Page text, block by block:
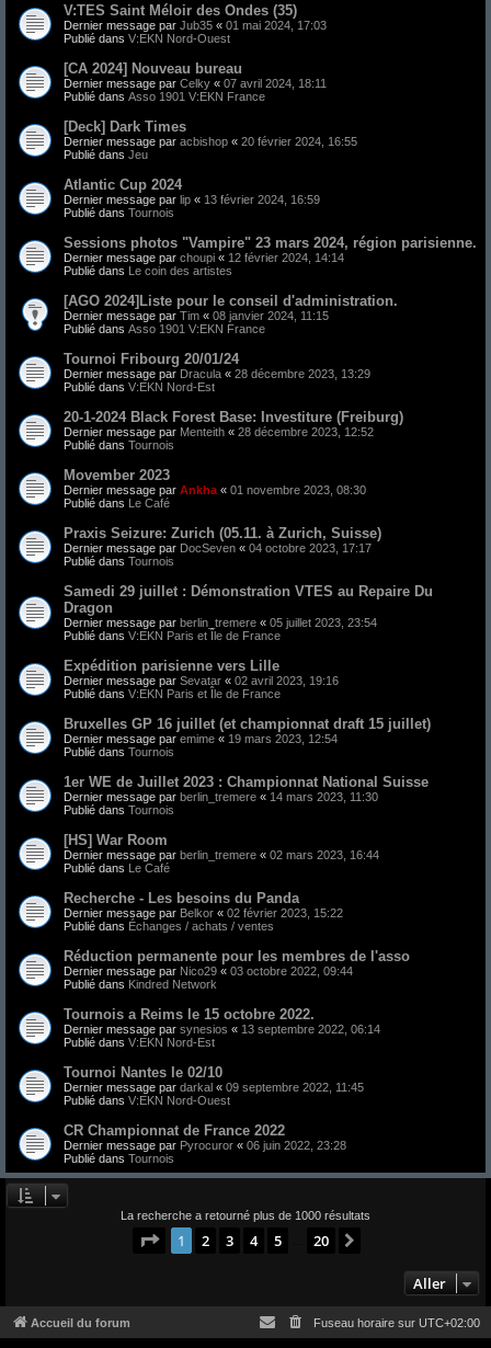
V:TES Saint Méloir des Ondes (35)
Dernier message par Jub35 « 01 mai 2024, 17:03
Publié dans V:EKN Nord-Ouest
[CA 2024] Nouveau bureau
Dernier message par Celky « 07 avril 2024, 18:11
Publié dans Asso 1901 V:EKN France
[Deck] Dark Times
Dernier message par acbishop « 20 février 2024, 16:55
Publié dans Jeu
Atlantic Cup 2024
Dernier message par lip « 13 février 2024, 16:59
Publié dans Tournois
Sessions photos "Vampire" 23 mars 2024, région parisienne.
Dernier message par choupi « 12 février 2024, 14:14
Publié dans Le coin des artistes
[AGO 2024]Liste pour le conseil d'administration.
Dernier message par Tim « 08 janvier 2024, 11:15
Publié dans Asso 1901 V:EKN France
Tournoi Fribourg 20/01/24
Dernier message par Dracula « 28 décembre 2023, 13:29
Publié dans V:EKN Nord-Est
20-1-2024 Black Forest Base: Investiture (Freiburg)
Dernier message par Menteith « 28 décembre 2023, 12:52
Publié dans Tournois
Movember 2023
Dernier message par Ankha « 01 novembre 2023, 08:30
Publié dans Le Café
Praxis Seizure: Zurich (05.11.​ à Zurich, Suisse)
Dernier message par DocSeven « 04 octobre 2023, 17:17
Publié dans Tournois
Samedi 29 juillet : Démonstration VTES au Repaire Du
Dragon
Dernier message par berlin_tremere « 05 juillet 2023, 23:54
Publié dans V:EKN Paris et Île de France
Expédition parisienne vers Lille
Dernier message par Sevatar « 02 avril 2023, 19:16
Publié dans V:EKN Paris et Île de France
Bruxelles GP 16 juillet (et championnat draft 15 juillet)
Dernier message par emime « 19 mars 2023, 12:54
Publié dans Tournois
1er WE de Juillet 2023 : Championnat National Suisse
Dernier message par berlin_tremere « 14 mars 2023, 11:30
Publié dans Tournois
[HS] War Room
Dernier message par berlin_tremere « 02 mars 2023, 16:44
Publié dans Le Café
Recherche - Les besoins du Panda
Dernier message par Belkor « 02 février 2023, 15:22
Publié dans Échanges / achats / ventes
Réduction permanente pour les membres de l'asso
Dernier message par Nico29 « 03 octobre 2022, 09:44
Publié dans Kindred Network
Tournois a Reims le 15 octobre 2022.
Dernier message par synesios « 13 septembre 2022, 06:14
Publié dans V:EKN Nord-Est
Tournoi Nantes le 02/10
Dernier message par darkal « 09 septembre 2022, 11:45
Publié dans V:EKN Nord-Ouest
CR Championnat de France 2022
Dernier message par Pyrocuror « 06 juin 2022, 23:28
Publié dans Tournois
La recherche a retourné plus de 1000 résultats
Page 1sur20
1 2 3 4 5 20
Aller
Accueil du forum Fuseau horaire sur UTC+02:00